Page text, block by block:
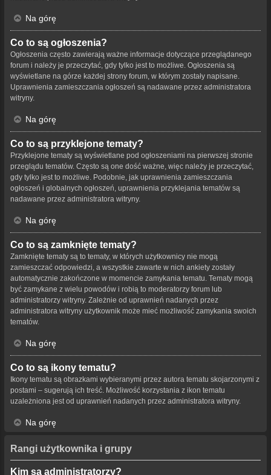
Na górę
Co to są ogłoszenia?
Ogłoszenia często zawierają ważne informacje dotyczące przeglądanego
forum i należy je przeczytać, gdy tylko jest to możliwe. Ogłoszenia są
wyświetlane na górze każdej strony forum, w którym zostały napisane.
Uprawnienia zamieszczania ogłoszeń są nadawane przez administratora
witryny.
Na górę
Co to są przyklejone tematy?
Przyklejone tematy są wyświetlane pod ogłoszeniami na pierwszej stronie
przeglądu tematów. Często są one dość ważne, więc należy je przeczytać,
gdy tylko jest to możliwe. Podobnie, jak uprawnienia zamieszczania
ogłoszeń i globalnych ogłoszeń, uprawnienia przyklejania tematów są
nadawane przez administratora witryny.
Na górę
Co to są zamknięte tematy?
Zamknięte tematy są to tematy, w których użytkownicy nie mogą
zamieszczać odpowiedzi, a wszystkie zawarte w nich ankiety zostały
automatycznie zakończone w momencie zamykania tematu. Tematy mogą
być zamykane z wielu powodów i robią to moderatorzy forum lub
administratorzy witryny. Zależnie od uprawnień nadanych przez
administratora witryny użytkownik może mieć możliwość zamykania swoich
tematów.
Na górę
Co to są ikony tematu?
Ikony tematu są obrazkami wybieranymi przez autora tematu skojarzonymi z
postami – sugerują ich treść. Możliwość korzystania z ikon tematu
uzależniona jest od uprawnień nadanych przez administratora witryny.
Na górę
Rangi użytkownika i grupy
Kim są administratorzy?